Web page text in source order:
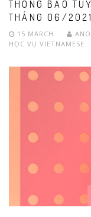
THÔNG BÁO
THÁNG 06/2021
15 MARCH
HỌC VỤ VIETNAMESE